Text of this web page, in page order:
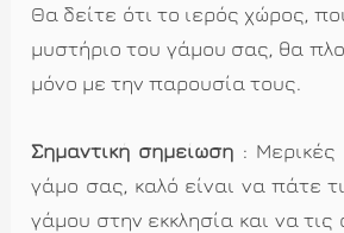
Θα δείτε ότι το ιερός χώρος,
μυστήριο του γάμου σας, θα
μόνο με την παρουσία τους.
Σημαντική σημείωση :
γάμο σας, καλό είναι να πάτε
γάμου στην εκκλησία και να